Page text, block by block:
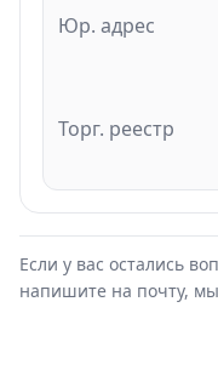
Юр. адрес
Торг. реестр
Если у вас остались
напишите на почту,